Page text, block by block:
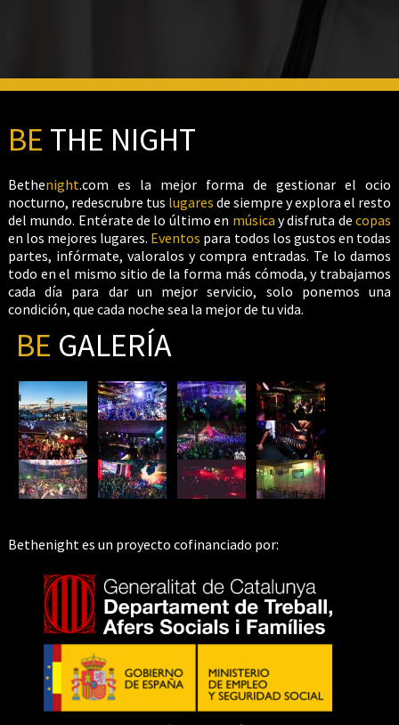
BE THE NIGHT
Bethenight.com es la mejor forma de gestionar el ocio
nocturno, redescrubre tus lugares de siempre y explora el resto
del mundo. Entérate de lo último en música y disfruta decopas
en los mejores lugares. Eventos para todos los gustos en todas
partes, infórmate, valoralos y compra entradas. Te lo damos
todo en el mismo sitio de la forma más cómoda, y trabajamos
cada día para dar un mejor servicio, solo ponemos una
condición, que cada noche sea la mejor de tu vida.
BE GALERÍA
Bethenight es un proyecto cofinanciado por: